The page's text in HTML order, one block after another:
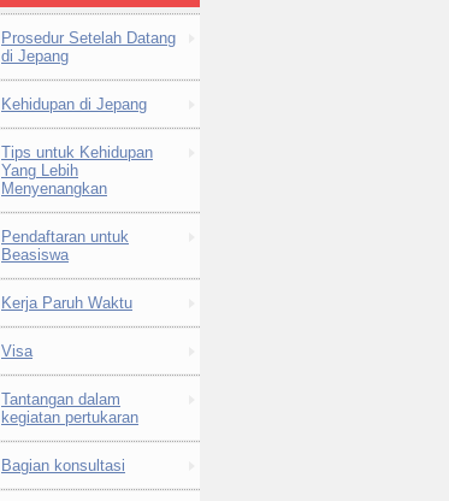
Prosedur Setelah Datang
di Jepang
Kehidupan di Jepang
Tips untuk Kehidupan
Yang Lebih
Menyenangkan
Pendaftaran untuk
Beasiswa
Kerja Paruh Waktu
Visa
Tantangan dalam
kegiatan pertukaran
Bagian konsultasi